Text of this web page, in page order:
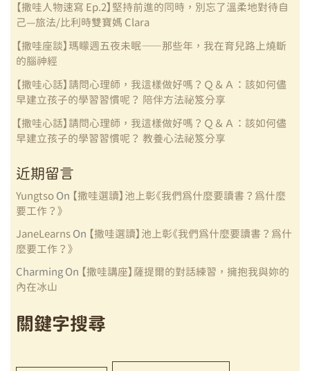
【撒哇人物速寫 Ep.2】堅持前進的同時，別忘了溫柔地對待自
己—旅法/比利時雙寶媽 Clara
【撒哇座談】瑪矇週五夜未眠——那些年，我在育兒路上燒斷
的腦神經
【撒哇心話】請問心理師，我這樣做好嗎？Ｑ＆Ａ：該如何儘
早建立孩子的學習習慣呢？ 陪伴方法祕笈分享
【撒哇心話】請問心理師，我這樣做好嗎？Ｑ＆Ａ：該如何儘
早建立孩子的學習習慣呢？ 教養心法祕笈分享
近期留言
Yungtso On 【撒哇選讀】池上彰《我們為什麼要讀書？為什麼
要工作？》
JaneLearns On 【撒哇選讀】池上彰《我們為什麼要讀書？為什
麼要工作？》
Charming On 【撒哇講座】薩提爾的對話練習，擁抱我與妳的
內在冰山
關鍵字搜尋